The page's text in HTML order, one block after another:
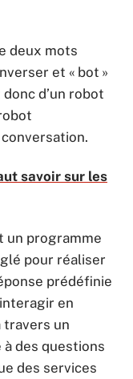
deux mots
et « bot »
d’un robot
savoir sur les
un programme
pour réaliser
prédéfinie
en
travers un
des questions
des services